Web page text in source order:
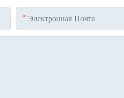
Электронная Почта